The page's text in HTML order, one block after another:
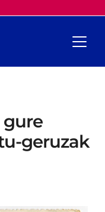
gure
geruzak